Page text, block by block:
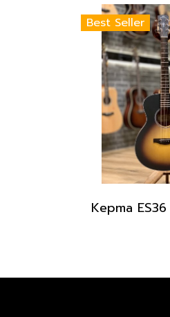
Best Seller